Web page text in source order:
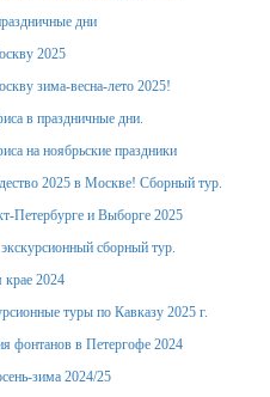
дни
2025
зима-весна-лето 2025!
в праздничные дни.
на ноябрьские праздники
2025 в Москве! Сборный тур.
Петербурге и Выборге 2025
сборный тур.
2024
туры по Кавказу 2025 г.
фонтанов в Петергофе 2024
зима 2024/25